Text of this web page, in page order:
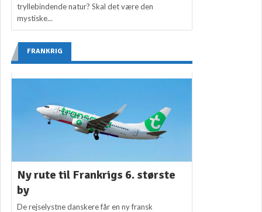
tryllebindende natur? Skal det være den
mystiske...
FRANKRIG
Ny rute til Frankrigs 6. største
by
De rejselystne danskere får en ny fransk